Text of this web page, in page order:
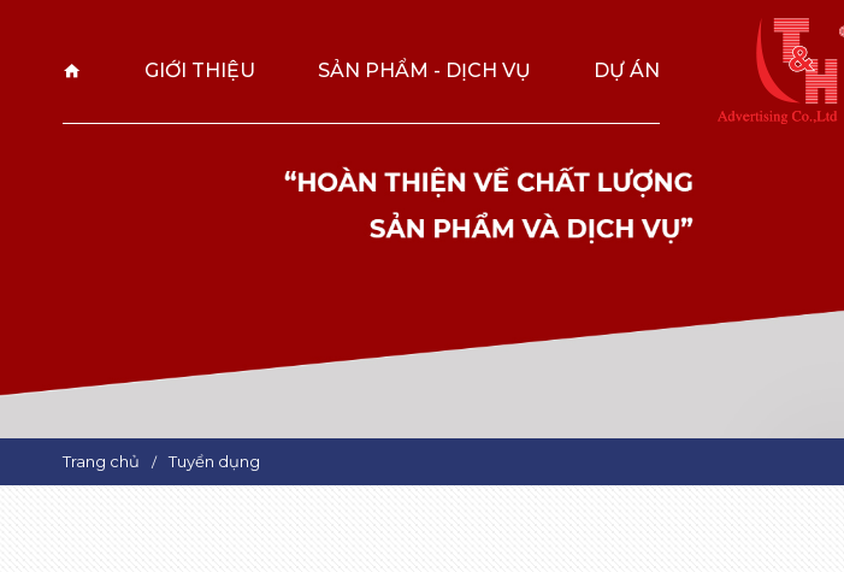
GIỚI THIỆU SẢN PHẨM - DỊCH VỤ DỰ ÁN
Trang chủ Tuyển dụng